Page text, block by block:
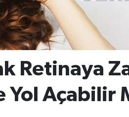
Retinaya
Açabilir